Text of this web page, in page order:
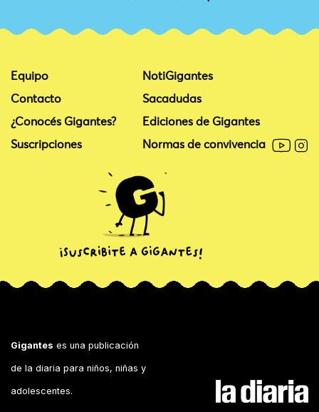
Equipo
Contacto
¿Conocés Gigantes?
Suscripciones
NotiGigantes
Sacadudas
Ediciones de Gigantes
Normas de convivencia
Gigantes es una publicación
de la diaria para niños, niñas y
adolescentes.